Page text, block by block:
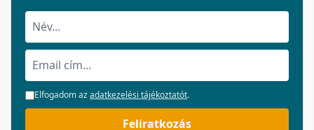
Elfogadom azadatkezelési tájékoztatót.
Feliratkozás